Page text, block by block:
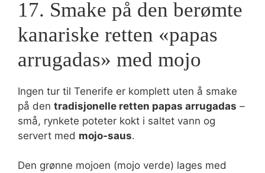
17. Smake på den berømte
kanariske retten «papas
arrugadas» med mojo
Ingen tur til Tenerife er komplett uten å smake
på den tradisjonelle retten papas arrugadas –
små, rynkete poteter kokt i saltet vann og
servert med mojo-saus.
Den grønne mojoen (mojo verde) lages med